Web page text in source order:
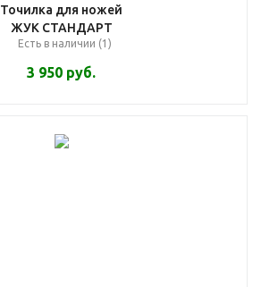
Точилка для ножей
ЖУК СТАНДАРТ
Есть в наличии (1)
3 950 руб.